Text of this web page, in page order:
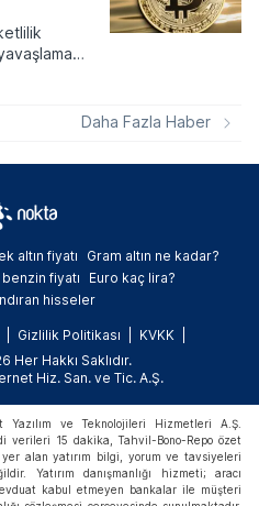
Merkez
Daha Fazla Haber
altın fiyatı
Gram altın ne kadar?
fiyatı
Euro kaç lira?
hisseler
Gizlilik Politikası
KVKK
Hakkı Saklıdır.
Hiz. San. ve Tic. A.Ş.
ve Teknolojileri Hizmetleri A.Ş.
verileri 15 dakika, Tahvil-Bono-Repo özet
alan yatırım bilgi, yorum ve tavsiyeleri
Yatırım danışmanlığı hizmeti; aracı
kabul etmeyen bankalar ile müşteri